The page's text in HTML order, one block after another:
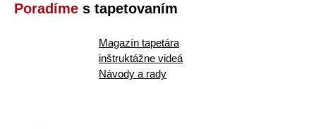
Poradíme s tapetovaním
Magazín tapetára
inštruktážne videá
Návody a rady